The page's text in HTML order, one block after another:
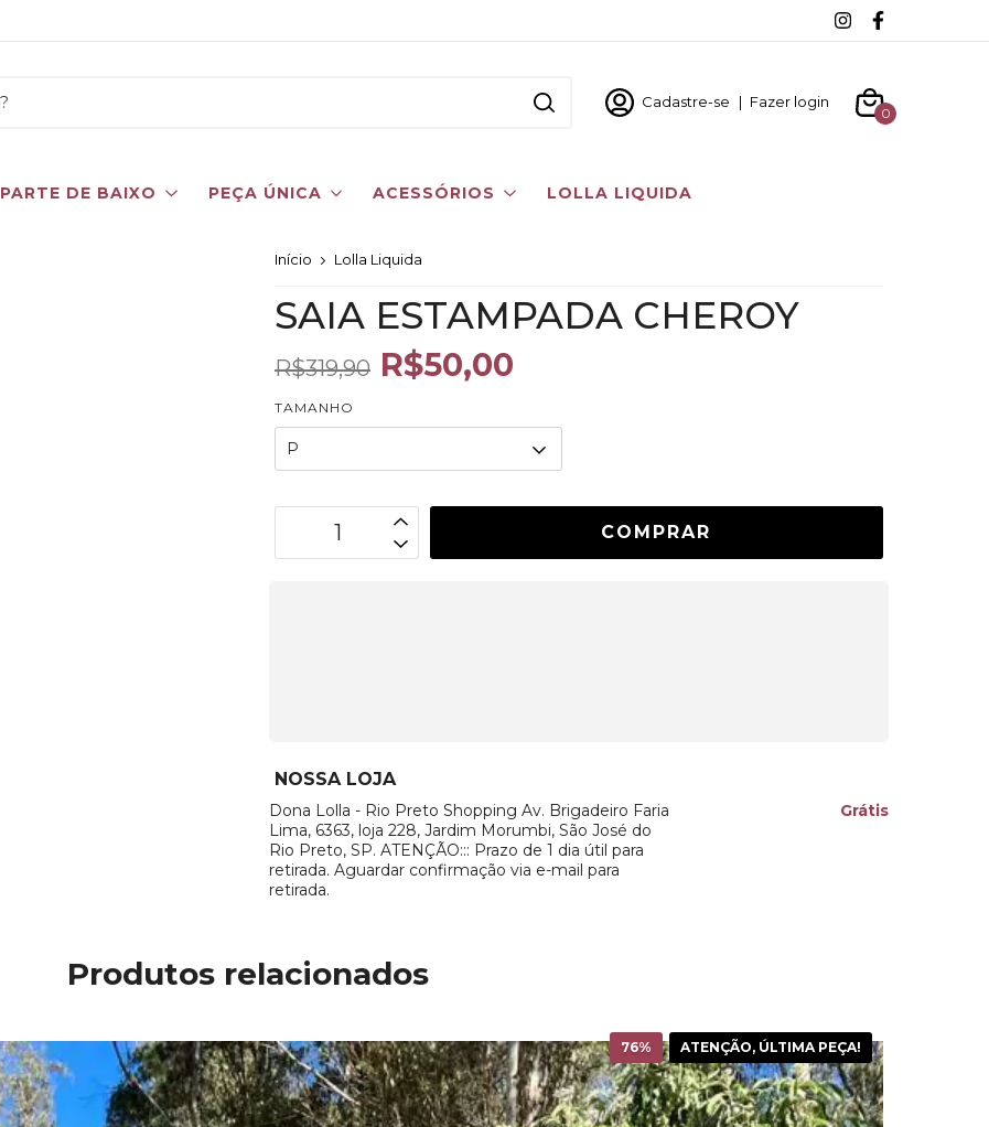
Cadastre-se | Fazer login
0
PARTE DE BAIXO PEÇA ÚNICA ACESSÓRIOS LOLLA LIQUIDA
Início Lolla Liquida
SAIA ESTAMPADA CHEROY
R$319,90 R$50,00
TAMANHO
NOSSA LOJA
Dona Lolla - Rio Preto Shopping Av. Brigadeiro Faria
Lima, 6363, loja 228, Jardim Morumbi, São José do
Rio Preto, SP. ATENÇÃO::: Prazo de 1 dia útil para
retirada. Aguardar confirmação via e-mail para
retirada.
Grátis
Produtos relacionados
76% ATENÇÃO, ÚLTIMA PEÇA!